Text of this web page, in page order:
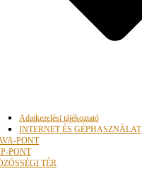
Adatkezelési tájékoztató
INTERNET ÉS GÉPHASZNÁLAT
PONT
PONT
TÉR